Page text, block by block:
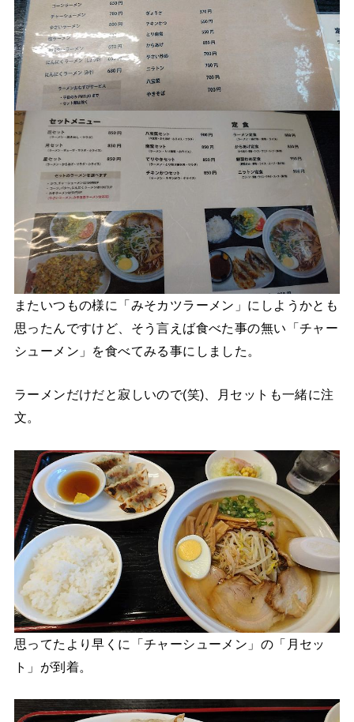
またいつもの様に「みそカツラーメン」にしようかとも
思ったんですけど、そう言えば食べた事の無い「チャー
シューメン」を食べてみる事にしました。
ラーメンだけだと寂しいので(笑)、月セットも一緒に注
文。
思ってたより早くに「チャーシューメン」の「月セッ
ト」が到着。